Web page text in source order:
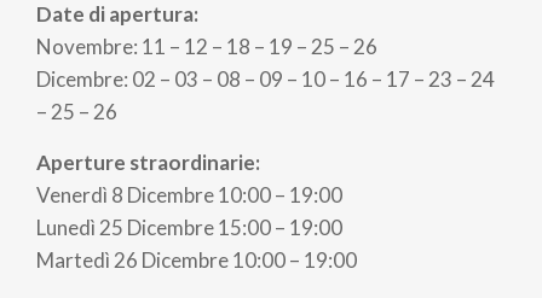
Date di apertura:
Novembre: 11 – 12 – 18 – 19 – 25 – 26
Dicembre: 02 – 03 – 08 – 09 – 10 – 16 – 17 – 23 – 24
– 25 – 26
Aperture straordinarie:
Venerdì 8 Dicembre 10:00 – 19:00
Lunedì 25 Dicembre 15:00 – 19:00
Martedì 26 Dicembre 10:00 – 19:00